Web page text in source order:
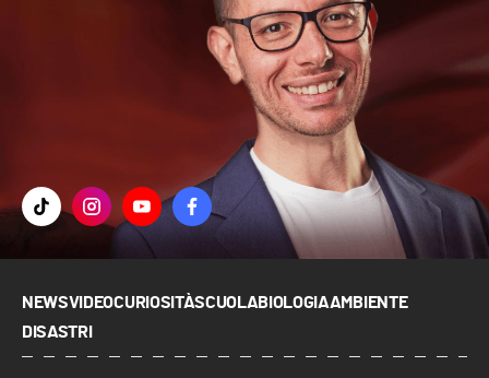
NEWSVIDEOCURIOSITÀSCUOLABIOLOGIAAMBIENTE
DISASTRI